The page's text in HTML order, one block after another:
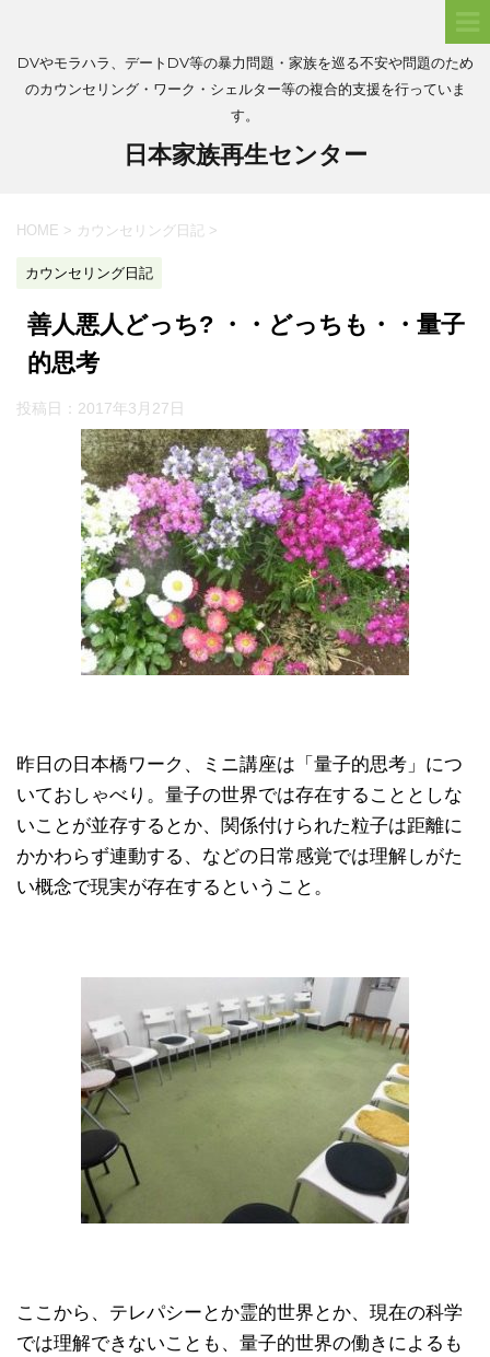
DVやモラハラ、デートDV等の暴力問題・家族を巡る不安や問題のため
のカウンセリング・ワーク・シェルター等の複合的支援を行っていま
す。
日本家族再生センター
HOME > カウンセリング日記 >
カウンセリング日記
善人悪人どっち? ・・どっちも・・量子
的思考
投稿日： 2017年3月27日
昨日の日本橋ワーク、ミニ講座は「量子的思考」につ
いておしゃべり。量子の世界では存在することとしな
いことが並存するとか、関係付けられた粒子は距離に
かかわらず連動する、などの日常感覚では理解しがた
い概念で現実が存在するということ。
ここから、テレパシーとか霊的世界とか、現在の科学
では理解できないことも、量子的世界の働きによるも